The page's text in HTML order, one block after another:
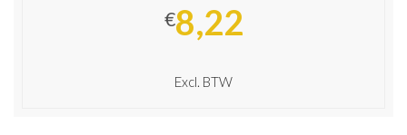
€8,22
Excl. BTW